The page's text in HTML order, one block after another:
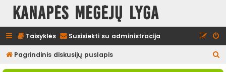
Kanapės mėgėjų lyga
Taisyklės Susisiekti su administracija
Pagrindinis diskusijų puslapis
e